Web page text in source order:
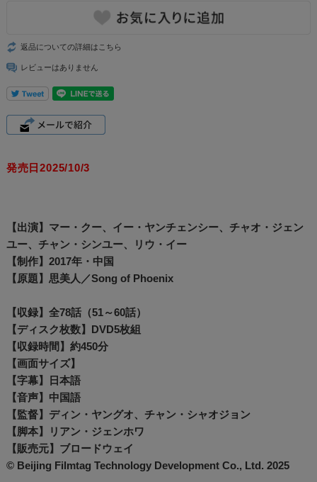
返品についての詳細はこちら
レビューはありません
発売日2025/10/3
【出演】マー・クー、イー・ヤンチェンシー、チャオ・ジェン
ユー、チャン・シンユー、リウ・イー
【制作】2017年・中国
【原題】思美人／Song of Phoenix
【収録】全78話（51～60話）
【ディスク枚数】DVD5枚組
【収録時間】約450分
【画面サイズ】
【字幕】日本語
【音声】中国語
【監督】ディン・ヤングオ、チャン・シャオジョン
【脚本】リアン・ジェンホワ
【販売元】ブロードウェイ
© Beijing Filmtag Technology Development Co., Ltd. 2025